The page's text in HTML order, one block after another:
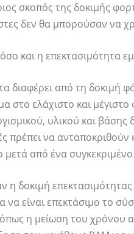
σκοπός της δοκιμής
δεν θα μπορούσαν να
και η επεκτασιμότητα
διαφέρει από τη δοκιμή
στο ελάχιστο και
υλικού και βάσης
πρέπει να
μετά από ένα
η δοκιμή
να είναι επεκτάσιμο το
η μείωση του χρόνου